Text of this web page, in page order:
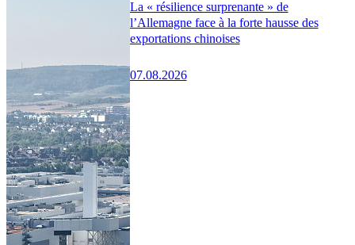
La « résilience surprenante » de
l’Allemagne face à la forte hausse des
exportations chinoises
07.08.2026